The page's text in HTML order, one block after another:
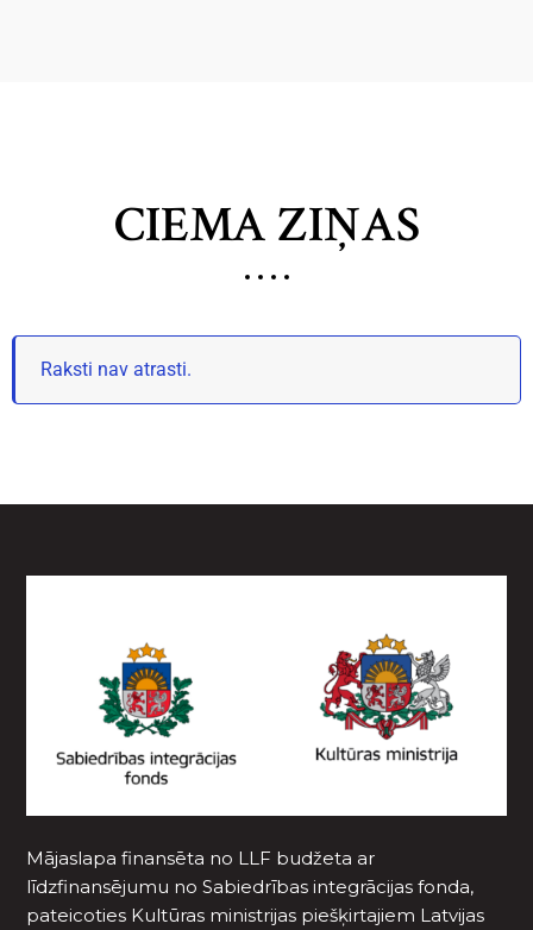
CIEMA ZIŅAS
Raksti nav atrasti.
Mājaslapa finansēta no LLF budžeta ar
līdzfinansējumu no Sabiedrības integrācijas fonda,
pateicoties Kultūras ministrijas piešķirtajiem Latvijas